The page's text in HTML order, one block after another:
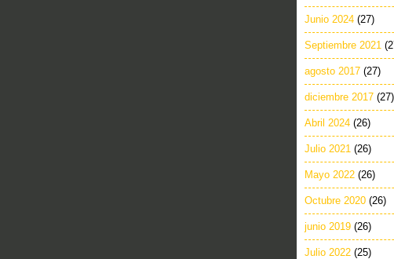
Junio 2024 (27)
Septiembre 2021
agosto 2017 (27)
diciembre 2017 (27)
Abril 2024 (26)
Julio 2021 (26)
Mayo 2022 (26)
Octubre 2020 (26)
junio 2019 (26)
Julio 2022 (25)